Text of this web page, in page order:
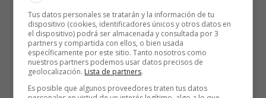
pone en la forma pretérita.
Por ejemplo: Did you like the book?
DID es el pretérito del auxiliar DO.
Otro ejemplo: you happy yesterday?
Tus datos personales se tratarán y la información de tu
dispositivo (cookies, identificadores únicos y otros datos en
el dispositivo) podrá ser almacenada y consultada por 3
partners y compartida con ellos, o bien usada
específicamente por este sitio. Tanto nosotros como
nuestros partners podemos usar datos precisos de
geolocalización. Lista de partners.
Es posible que algunos proveedores traten tus datos